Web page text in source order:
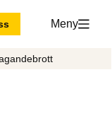
Meny